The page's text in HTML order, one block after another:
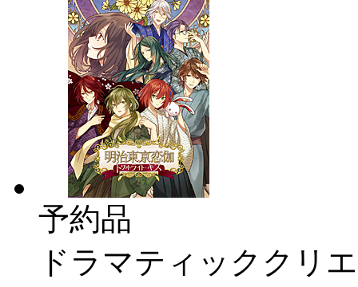
予約品
ドラマティッククリ